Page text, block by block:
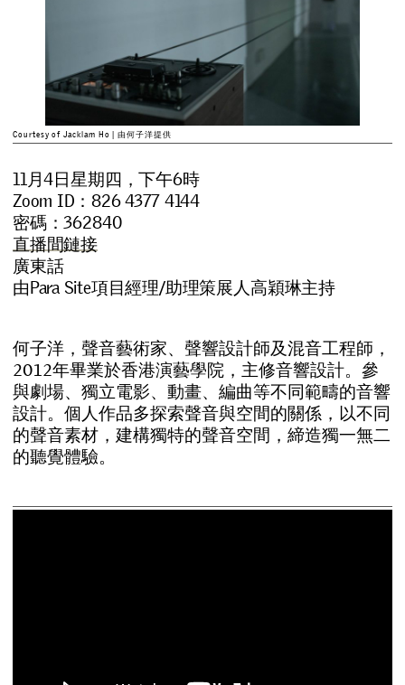
工 坊
Courtesy of Jacklam Ho | 由何子洋提供
11月4日星期四，下午6時
Zoom ID：826 4377 4144
密碼：362840
直播間鏈接
廣東話
由Para Site項目經理/助理策展人高穎琳主持
何子洋 ， 聲音藝術家、 聲響設計師及混音工程師 ，
2012年畢業於香港演藝學院 ， 主修音響設計。 參
與劇場、 獨立電影、 動畫、 編曲等不同範疇的音響
設計。 個人作品多探索聲音與空間的關係 ， 以不同
的聲音素材 ， 建構獨特的聲音空間 ， 締造獨一無二
的聽覺體驗。